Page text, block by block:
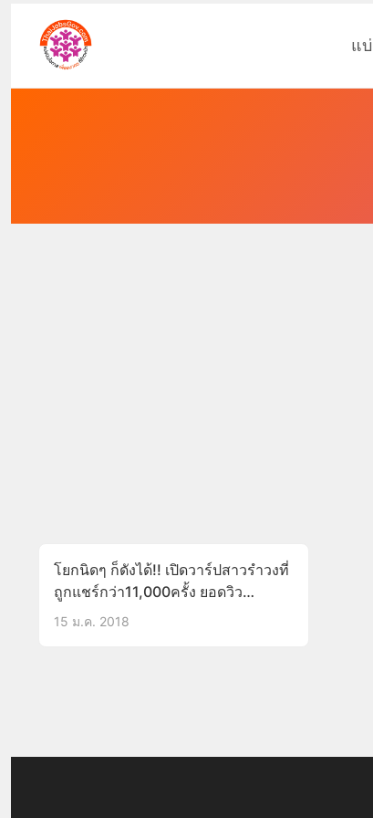
แ
โยกนิดๆ ก็ดังได้!! เปิดวาร์ปสาวรำวงที่
ถูกแชร์กว่า11,000ครั้ง ยอดวิว
กว่า300,000ในชั่วข้ามคืน!!(มีคลิป)
15 ม.ค. 2018